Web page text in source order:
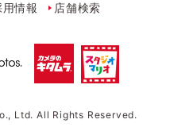
用情報 店舗検索
Ltd. All Rights Reserved.